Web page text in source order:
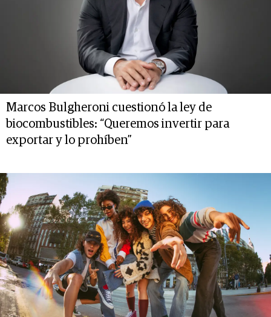
Marcos Bulgheroni cuestionó la ley de
biocombustibles: “Queremos invertir para
exportar y lo prohíben”